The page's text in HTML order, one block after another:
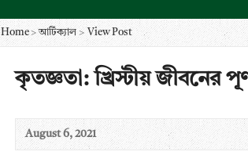
Home >আর্টিক্যাল > View Post
কৃতজ্ঞতা: খ্রিস্টীয় জীবনের
August 6, 2021